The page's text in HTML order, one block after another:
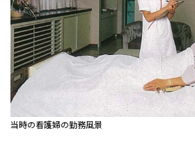
当時の看護婦の勤務風景